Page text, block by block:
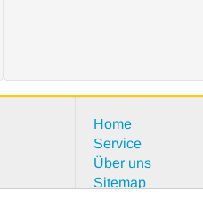
Home
Service
Über uns
Sitemap